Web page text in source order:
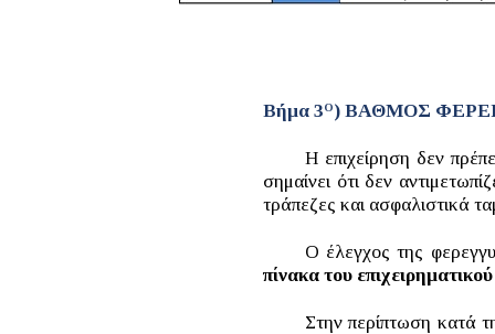
Βήμα 3Ο) ΒΑΘΜΟΣ
Η επιχείρηση δεν
σημαίνει ότι δεν
τράπεζες και ασφαλιστικά
Ο έλεγχος της
πίνακα του
Στην περίπτωση κατά